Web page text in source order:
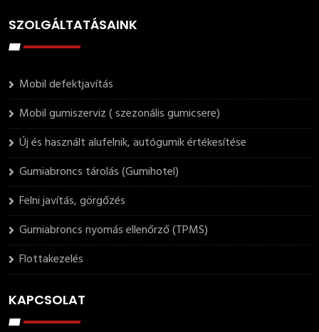
SZOLGÁLTATÁSAINK
Mobil defektjavítás
Mobil gumiszerviz ( szezonális gumicsere)
Új és használt alufelnik, autógumik értékesítése
Gumiabroncs tárolás (Gumihotel)
Felni javítás, görgőzés
Gumiabroncs nyomás ellenőrző (TPMS)
Flottakezelés
KAPCSOLAT